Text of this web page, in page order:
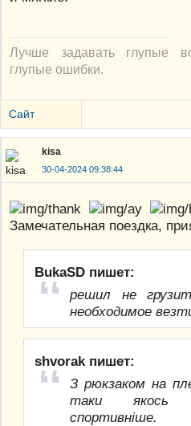
Лучше задавать глупые
глупые ошибки.
Сайт
kisa
30-04-2024 09:38:44
Замечательная поездка,
BukaSD пишет:
решил не
необходимое
shvorak пишет:
З рюкзаком на
таки якось
спортивніше.